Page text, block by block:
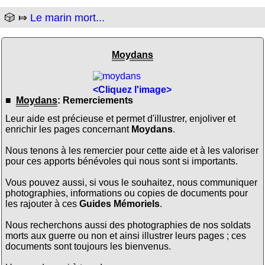
🎲 ⤇ Le marin mort...
Moydans
<Cliquez l'image>
■
Moydans: Remerciements
Leur aide est précieuse et permet d'illustrer, enjoliver et
enrichir les pages concernant Moydans.
Nous tenons à les remercier pour cette aide et à les valoriser
pour ces apports bénévoles qui nous sont si importants.
Vous pouvez aussi, si vous le souhaitez, nous communiquer
photographies, informations ou copies de documents pour
les rajouter à ces Guides Mémoriels.
Nous recherchons aussi des photographies de nos soldats
morts aux guerre ou non et ainsi illustrer leurs pages ; ces
documents sont toujours les bienvenus.